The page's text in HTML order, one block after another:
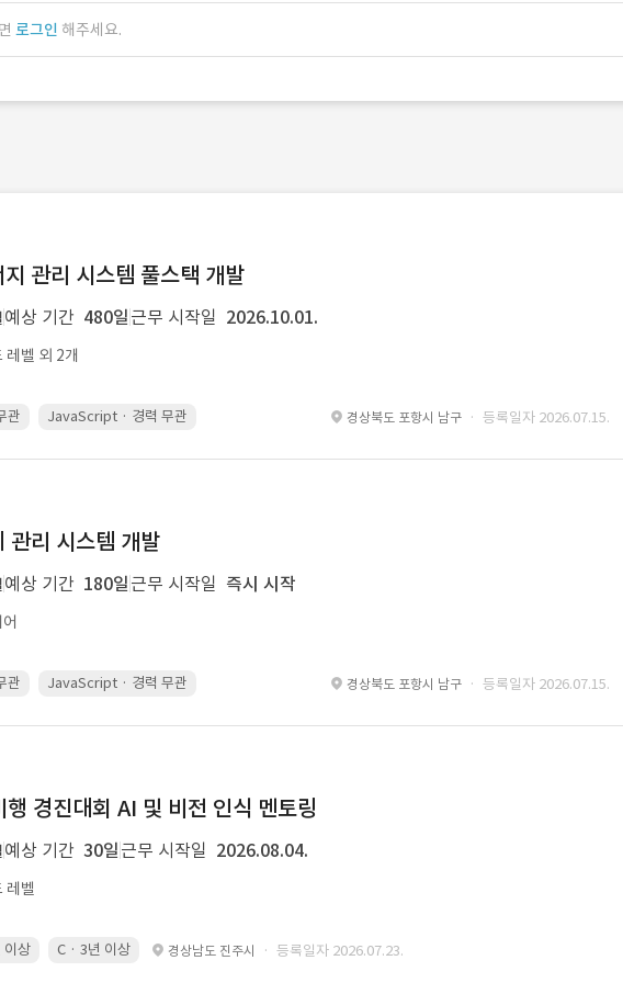
로그인 해주세요.
관리 시스템 풀스택 개발
예상 기간 480일 근무 시작일 2026.10.01.
레벨 외 2개
관 JavaScript · 경력 무관 Spring Boot · 경력 무관 Spring · 경력 무관 MyBatis · 경력
경상북도 포항시 남구 · 등록일자 2026.07.15.
리 시스템 개발
예상 기간 180일 근무 시작일 즉시 시작
관 JavaScript · 경력 무관 경상북도 포항시 남구 · 등록일자 2026.07.15.
경진대회 AI 및 비전 인식 멘토링
예상 기간 30일 근무 시작일 2026.08.04.
레벨
상 C · 3년 이상 경상남도 진주시 · 등록일자 2026.07.23.